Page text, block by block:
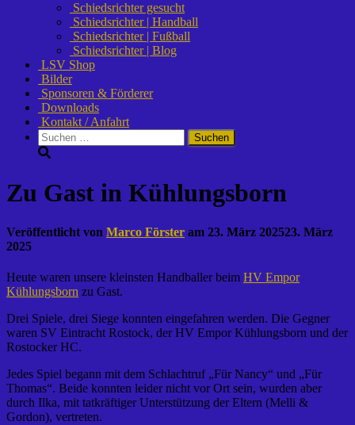
Schiedsrichter gesucht
Schiedsrichter | Handball
Schiedsrichter | Fußball
Schiedsrichter | Blog
LSV Shop
Bilder
Sponsoren & Förderer
Downloads
Kontakt / Anfahrt
Suchen
nach:
Zu Gast in Kühlungsborn
Veröffentlicht von Marco Förster am 23. März 202523. März
2025
Heute waren unsere kleinsten Handballer beim HV Empor
Kühlungsborn zu Gast.
Drei Spiele, drei Siege konnten eingefahren werden. Die Gegner
waren SV Eintracht Rostock, der HV Empor Kühlungsborn und der
Rostocker HC.
Jedes Spiel begann mit dem Schlachtruf „Für Nancy“ und „Für
Thomas“. Beide konnten leider nicht vor Ort sein, wurden aber
durch Ilka, mit tatkräftiger Unterstützung der Eltern (Melli &
Gordon), vertreten.